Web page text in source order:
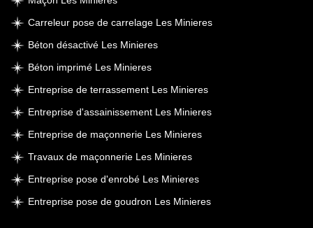
Carreleur pose de carrelage Les Minieres
Béton désactivé Les Minieres
Béton imprimé Les Minieres
Entreprise de terrassement Les Minieres
Entreprise d'assainissement Les Minieres
Entreprise de maçonnerie Les Minieres
Travaux de maçonnerie Les Minieres
Entreprise pose d'enrobé Les Minieres
Entreprise pose de goudron Les Minieres